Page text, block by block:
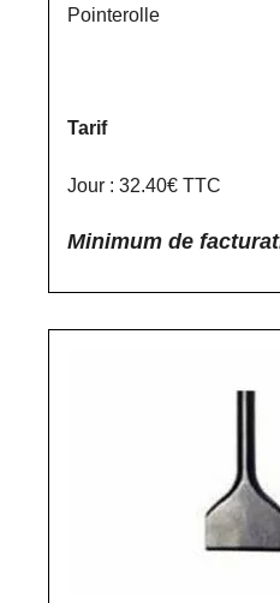
Pointerolle
Tarif
Jour : 32.40€ TTC
Minimum de